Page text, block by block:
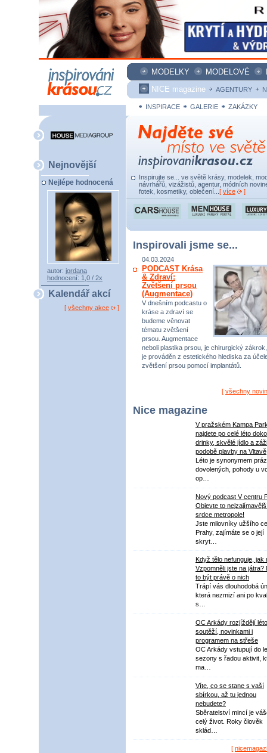
MODELKY MODELOVÉ
NICE magazine
AGENTURY
INSPIRACE GALERIE ZAKÁZKY
Nejnovější
Nejlépe hodnocená
autor: jordana
hodnocení: 1,0 / 2x
Kalendář akcí
[ všechny akce ]
Inspirujte se... ve světě krásy, modelek,
návrhářů, vizážistů, agentur, módních
fotek, kosmetiky, oblečení... [ více ]
Inspirovali jsme se...
04.03.2024
PODCAST Krása
& Zdraví:
Zvětšení prsou
(Augmentace)
V dnešním podcastu o
kráse a zdraví se
budeme věnovat
tématu zvětšení
prsou. Augmentace
neboli plastika prsou, je chirurgický
je prováděn z estetického hlediska za
zvětšení prsou pomocí implantátů.
[ všechny
Nice magazine
V pražském Kampa
najdete po celé léto
drinky, skvělé jídlo a
podobě plavby na Vltavě
Léto je synonymem
dovolených, pohody u
op…
Nový podcast V centru
Objevte to
srdce metropole!
Jste milovníky užšího
Prahy, zajímáte se o její
skryt…
Když tělo nefunguje, jak
Vzpomněli jste na játra?
to být právě o nich
Trápí vás dlouhodobá
která nezmizí ani po
s…
OC Arkády rozjíždějí léto
soutěží, novinkami i
programem na střeše
OC Arkády vstupují do
sezony s řadou aktivit,
ma…
Víte, co se stane s vaší
sbírkou, až tu jednou
nebudete?
Sběratelství mincí je
celý život. Roky člověk
sklád…
[